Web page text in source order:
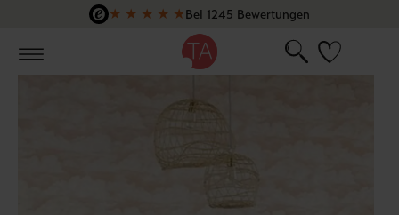
Zum Hauptinhalt springen
★ ★ ★ ★ ★Bei 1245 Bewertungen